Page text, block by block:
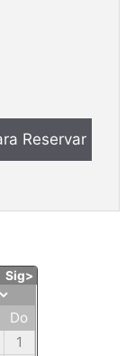
Sig>
Do
1